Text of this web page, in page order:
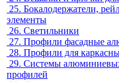
25. Бокалодержатели,
элементы
26. Светильники
27. Профили фасадные
28. Профили для
29. Системы
профилей